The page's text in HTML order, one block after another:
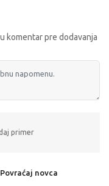
komentar pre dodavanja
primer
Povraćaj novca